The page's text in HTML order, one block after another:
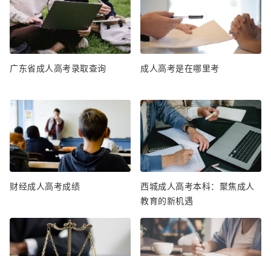
广东省成人高考录取查询 成人高考是在哪里考
财经成人高考成绩
西城成人高考本科：聚焦成人
教育的新机遇